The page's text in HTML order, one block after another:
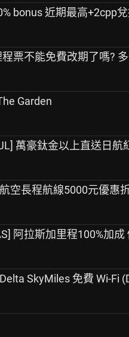
bonus 近期最高+2cpp
程票不能免費改期了嗎?
Garden
萬豪鈦金以上直送日航
空長程航線5000元優惠
阿拉斯加里程100%加成
SkyMiles 免費 Wi-Fi